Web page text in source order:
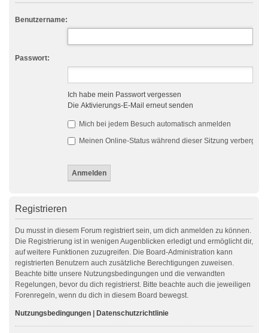
Benutzername:
Passwort:
Ich habe mein Passwort vergessen
Die Aktivierungs-E-Mail erneut senden
Mich bei jedem Besuch automatisch anmelden
Meinen Online-Status während dieser Sitzung verbergen
Registrieren
Du musst in diesem Forum registriert sein, um dich anmelden zu können.
Die Registrierung ist in wenigen Augenblicken erledigt und ermöglicht dir,
auf weitere Funktionen zuzugreifen. Die Board-Administration kann
registrierten Benutzern auch zusätzliche Berechtigungen zuweisen.
Beachte bitte unsere Nutzungsbedingungen und die verwandten
Regelungen, bevor du dich registrierst. Bitte beachte auch die jeweiligen
Forenregeln, wenn du dich in diesem Board bewegst.
Nutzungsbedingungen Datenschutzrichtlinie